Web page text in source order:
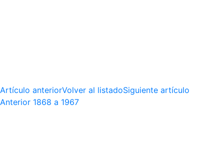
Artículo anteriorVolver al listadoSiguiente artículo
Anterior 1868 a 1967